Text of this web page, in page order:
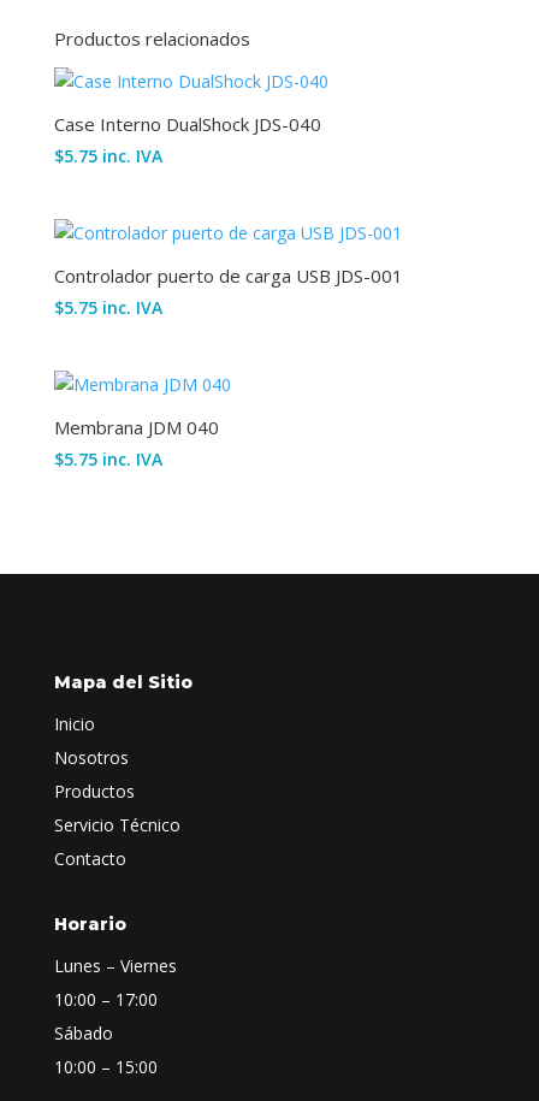
Productos relacionados
Case Interno DualShock JDS-040
$5.75 inc. IVA
Controlador puerto de carga USB JDS-001
$5.75 inc. IVA
Membrana JDM 040
$5.75 inc. IVA
Mapa del Sitio
Inicio
Nosotros
Productos
Servicio Técnico
Contacto
Horario
Lunes – Viernes
10:00 – 17:00
Sábado
10:00 – 15:00